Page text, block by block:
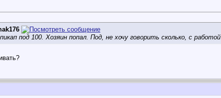
под 100. Хозяин попал. Под, не хочу говорить сколько, с работой